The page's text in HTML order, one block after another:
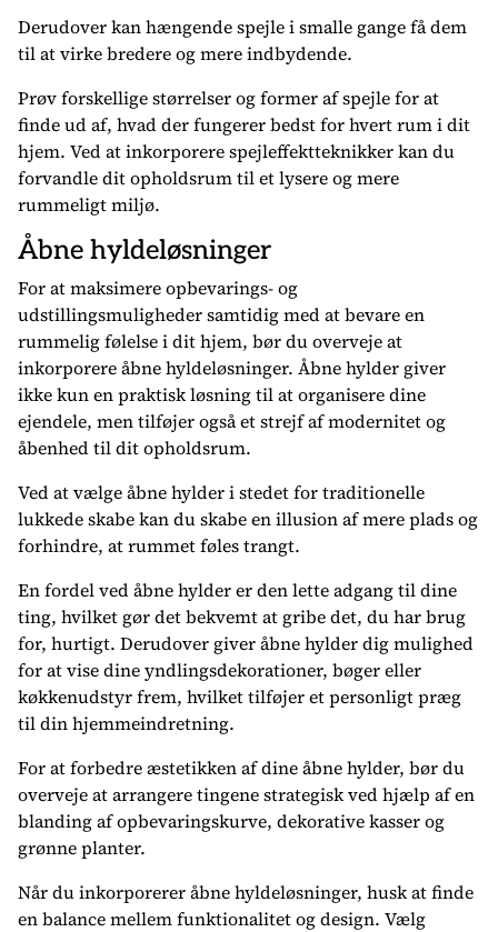
Derudover kan hængende spejle i smalle gange få dem
til at virke bredere og mere indbydende.
Prøv forskellige størrelser og former af spejle for at
finde ud af, hvad der fungerer bedst for hvert rum i dit
hjem. Ved at inkorporere spejleffektteknikker kan du
forvandle dit opholdsrum til et lysere og mere
rummeligt miljø.
Åbne hyldeløsninger
For at maksimere opbevarings- og
udstillingsmuligheder samtidig med at bevare en
rummelig følelse i dit hjem, bør du overveje at
inkorporere åbne hyldeløsninger. Åbne hylder giver
ikke kun en praktisk løsning til at organisere dine
ejendele, men tilføjer også et strejf af modernitet og
åbenhed til dit opholdsrum.
Ved at vælge åbne hylder i stedet for traditionelle
lukkede skabe kan du skabe en illusion af mere plads og
forhindre, at rummet føles trangt.
En fordel ved åbne hylder er den lette adgang til dine
ting, hvilket gør det bekvemt at gribe det, du har brug
for, hurtigt. Derudover giver åbne hylder dig mulighed
for at vise dine yndlingsdekorationer, bøger eller
køkkenudstyr frem, hvilket tilføjer et personligt præg
til din hjemmeindretning.
For at forbedre æstetikken af dine åbne hylder, bør du
overveje at arrangere tingene strategisk ved hjælp af en
blanding af opbevaringskurve, dekorative kasser og
grønne planter.
Når du inkorporerer åbne hyldeløsninger, husk at finde
en balance mellem funktionalitet og design. Vælg